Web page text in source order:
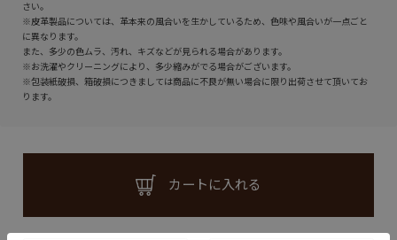
さい。
※皮革製品については、革本来の風合いを生かしているため、色味や風合いが一点ごと
に異なります。
また、多少の色ムラ、汚れ、キズなどが見られる場合があります。
※お洗濯やクリーニングにより、多少縮みがでる場合がございます。
※包装紙破損、箱破損につきましては商品に不良が無い場合に限り出荷させて頂いてお
ります。
カートに入れる